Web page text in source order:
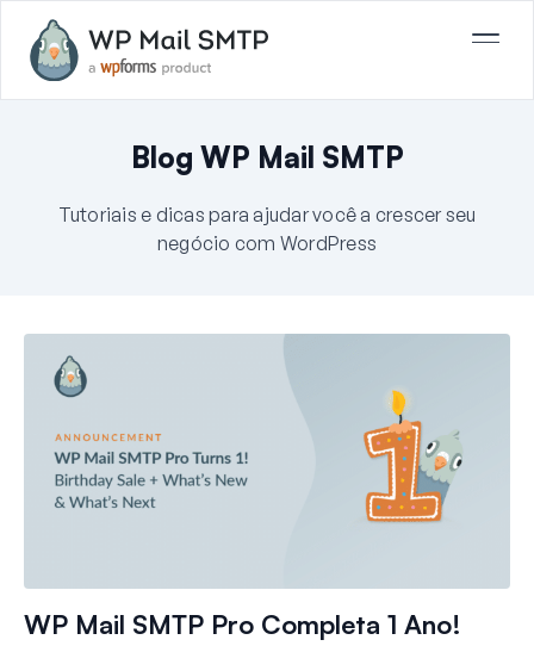
Blog WP Mail SMTP
Tutoriais e dicas para ajudar você a crescer seu
negócio com WordPress
WP Mail SMTP Pro Completa 1 Ano!